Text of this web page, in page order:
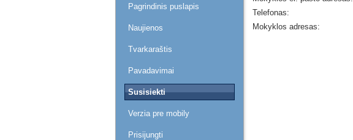
Pagrindinis puslapis
Naujienos
Tvarkaraštis
Pavadavimai
Susisiekti
Verzia pre mobily
Prisijungti
Telefonas:
Mokyklos adresas: